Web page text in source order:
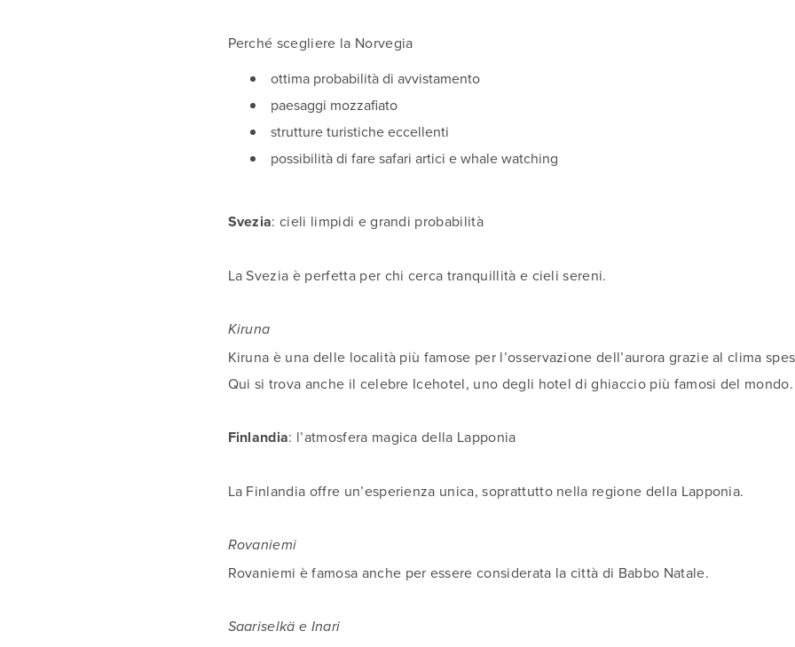
Perché scegliere la Norvegia
ottima probabilità di avvistamento
paesaggi mozzafiato
strutture turistiche eccellenti
possibilità di fare safari artici e whale watching
Svezia: cieli limpidi e grandi probabilità
La Svezia è perfetta per chi cerca tranquillità e cieli sereni.
Kiruna
Kiruna è una delle località più famose per l’osservazione dell’aurora grazie al clima
Qui si trova anche il celebre Icehotel, uno degli hotel di ghiaccio più famosi del mondo.
Finlandia: l’atmosfera magica della Lapponia
La Finlandia offre un’esperienza unica, soprattutto nella regione della Lapponia.
Rovaniemi
Rovaniemi è famosa anche per essere considerata la città di Babbo Natale.
Saariselkä e Inari